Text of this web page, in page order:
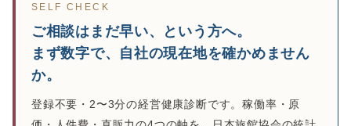
SELF CHECK
ご相談はまだ早い、という方へ。
まず数字で、自社の現在地を確かめません
か。
登録不要・2〜3分の経営健康診断です。稼働率・原